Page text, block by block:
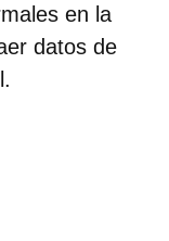
en la
datos de